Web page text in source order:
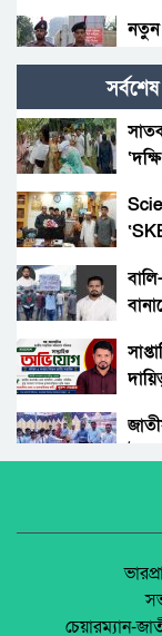
নতুন
সর্বশেষ
চেয়ারম্যান-